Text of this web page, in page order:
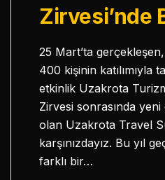
Zirvesi’nde
25 Mart’ta
400 kişinin katılımıyla
etkinlik Uzakrota
Zirvesi sonrasında
olan Uzakrota Travel
karşınızdayız. Bu yıl
farklı bir…